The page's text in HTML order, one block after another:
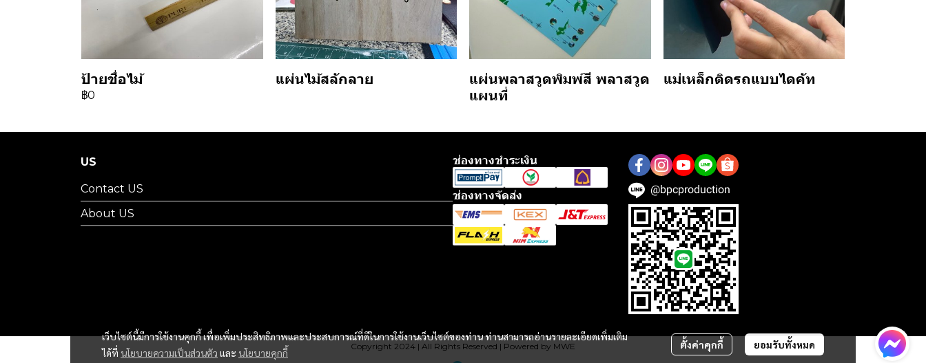
ป้ายชื่อไม้
฿0
แผ่นไม้สลักลาย
แผ่นพลาสวูดพิมพ์สี พลาสวูด
แผนที่
แม่เหล็กติดรถแบบไดคัท
เว็บไซต์นี้มีการใช้งานคุกกี้ เพื่อเพิ่มประสิทธิภาพและประสบการณ์ที่ดีในการใช้งานเว็บไซต์ของท่าน ท่านสามารถอ่านรายละเอียดเพิ่มเติม
ได้ที่ นโยบายความเป็นส่วนตัว และ นโยบายคุกกี้
ตั้งค่าคุกกี้ ยอมรับทั้งหมด
US
Contact US
About US
ช่องทางชำระเงิน
ช่องทางจัดส่ง @bpcproduction
Copyright 2024 | All Rights Reserved | Powered by MWE